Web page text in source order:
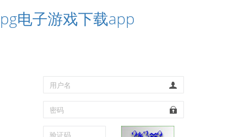
pg电子游戏下载app